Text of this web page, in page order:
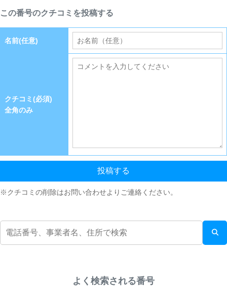
この番号のクチコミを投稿する
名前(任意)
クチコミ(必須)
全角のみ
投稿する
※クチコミの削除はお問い合わせよりご連絡ください。
よく検索される番号